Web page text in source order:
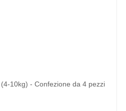
10kg) - Confezione da 4 pezzi